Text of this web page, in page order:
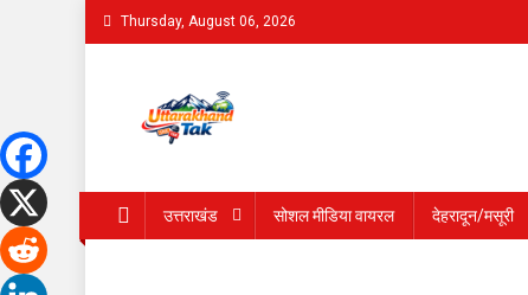
Skip
to
Thursday, August 06, 2026
उत्तराखंड सोशल मीडिया वायरल देहरादून/मसूरी